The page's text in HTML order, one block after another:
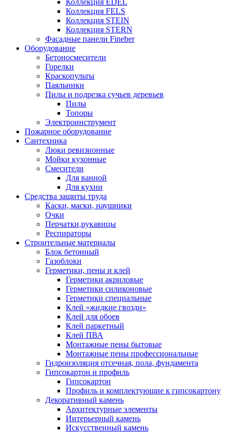
Коллекция FELS
Коллекция STEIN
Коллекция STERN
Фасадные панели Fineber
Оборудование
Бетоносмесители
Горелки
Краскопульты
Паяльники
Пилы и подрезка сучьев деревьев
Пилы
Топоры
Электроинструмент
Пожарное оборудование
Сантехника
Люки ревизионные
Мойки кухонные
Смесители
Для ванной
Для кухни
Средства защиты труда
Каски, маски, наушники
Очки
Перчатки,рукавицы
Респираторы
Строительные материалы
Блок бетонный
Газоблоки
Герметики, пены и клей
Герметики акриловые
Герметики силиконовые
Герметики специальные
Клей «жидкие гвозди»
Клей для обоев
Клей паркетный
Клей ПВА
Монтажные пены бытовые
Монтажные пены профессиональные
Гидроизоляция отсечная, пола, фундамента
Гипсокартон и профиль
Гипсокартон
Профиль и комплектующие к гипсокартону
Декоративный камень
Архитектурные элементы
Интерьерный камень
Искусственный камень